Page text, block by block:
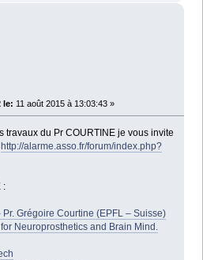
le: 11 août 2015 à 13:03:43 »
travaux du Pr COURTINE je vous invite
http://alarme.asso.fr/forum/index.php?
:
Grégoire Courtine (EPFL – Suisse)
Neuroprosthetics and Brain Mind.